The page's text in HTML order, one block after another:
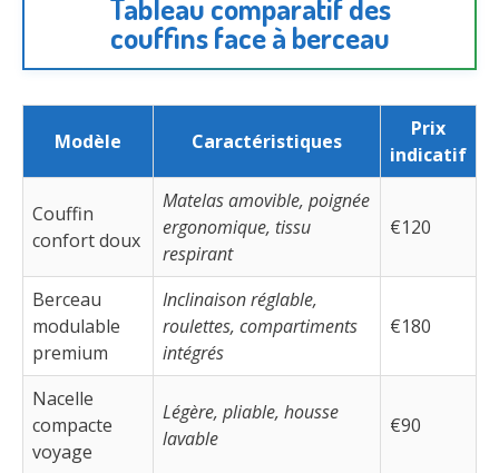
Tableau comparatif des
couffins face à berceau
Modèle Caractéristiques
Prix
indicatif
Couffin
confort doux
Matelas amovible, poignée
ergonomique, tissu
respirant
€120
Berceau
modulable
premium
Inclinaison réglable,
roulettes, compartiments
intégrés
€180
Nacelle
compacte
voyage
Légère, pliable, housse
lavable
€90